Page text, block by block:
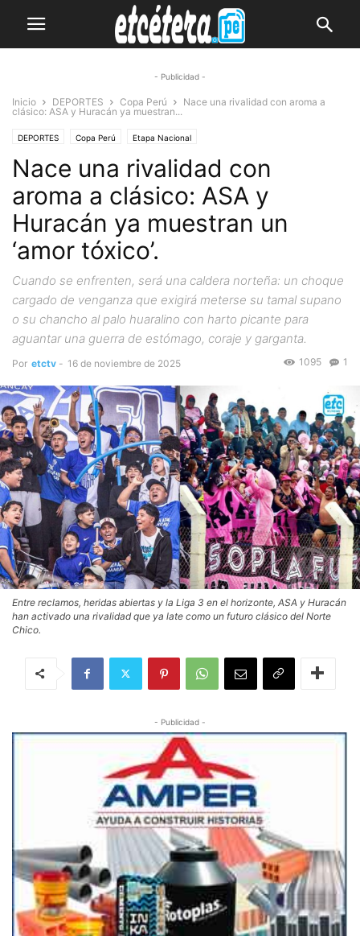
- Publicidad -
Inicio DEPORTES Copa Perú
Nace una rivalidad con aroma a
clásico: ASA y Huracán ya muestran...
DEPORTES Copa Perú Etapa Nacional
Nace una rivalidad con
aroma a clásico: ASA y
Huracán ya muestran un
‘amor tóxico’.
Cuando se enfrenten, será una caldera norteña: un choque
cargado de venganza que exigirá meterse su tamal supano
o su chancho al palo huaralino con harto picante para
aguantar una guerra de estómago, coraje y garganta.
Por etctv - 16 de noviembre de 2025 1
1095
Entre reclamos, heridas abiertas y la Liga 3 en el horizonte, ASA y Huracán
han activado una rivalidad que ya late como un futuro clásico del Norte
Chico.
- Publicidad -